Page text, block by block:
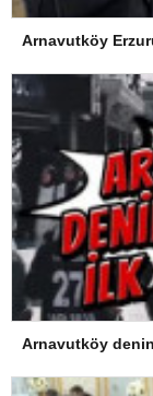
Arnavutköy
Arnavutköy